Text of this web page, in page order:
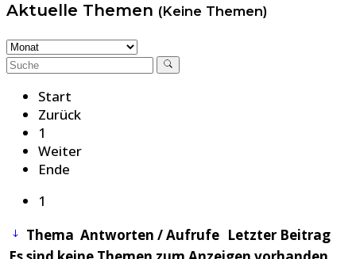
Aktuelle Themen (Keine Themen)
Start
Zurück
1
Weiter
Ende
1
Thema Antworten / Aufrufe Letzter Beitrag